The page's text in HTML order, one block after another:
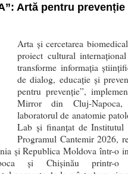
Artă pentru prevenție
Arta și cercetarea
proiect cultural
transforme informația
de dialog, educație și
pentru prevenție”,
Mirror din Cluj-
laboratorul de anatomie
Lab și finanțat de Institutul
Programul Cantemir 2026,
și Republica Moldova într-o
și Chișinău printr-o